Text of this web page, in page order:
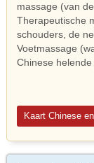
massage (van
Therapeutische
schouders, de
Voetmassage
Chinese
Kaart Chinese